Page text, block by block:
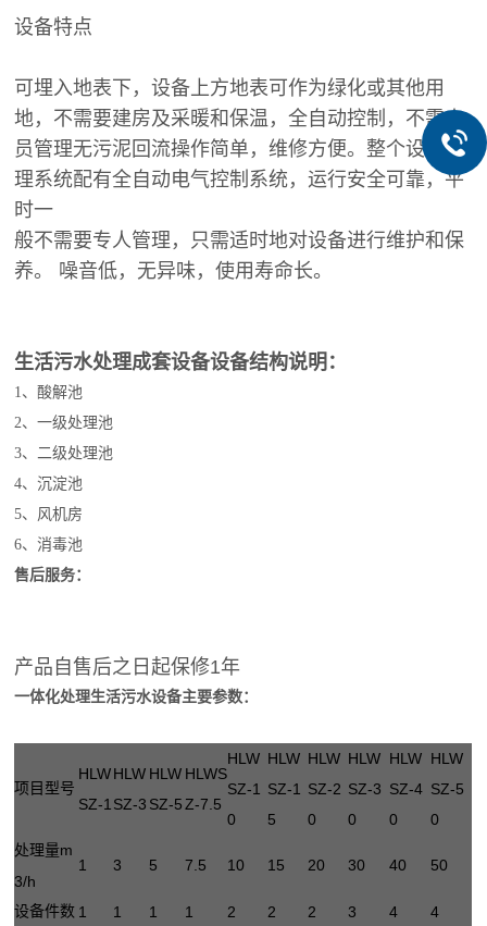
设备特点
可埋入地表下，设备上方地表可作为绿化或其他用
地，不需要建房及采暖和保温，全自动控制，不需人
员管理无污泥回流操作简单，维修方便。整个设备处
理系统配有全自动电气控制系统，运行安全可靠，平
时一
般不需要专人管理，只需适时地对设备进行维护和保
养。 噪音低，无异味，使用寿命长。
生活污水处理成套设备设备结构说明：
1、酸解池
2、一级处理池
3、二级处理池
4、沉淀池
5、风机房
6、消毒池
售后服务：
产品自售后之日起保修1年
一体化处理生活污水设备主要参数：
项目 型号
HLW
SZ-1
HLW
SZ-3
HLW
SZ-5
HLWS
Z-7.5
HLW
SZ-1
0
HLW
SZ-1
5
HLW
SZ-2
0
HLW
SZ-3
0
HLW
SZ-4
0
HLW
SZ-5
0
处理量m
3/h
1 3 5 7.5 10 15 20 30 40 50
设备件数 1 1 1 1 2 2 2 3 4 4